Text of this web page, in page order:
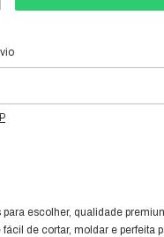
escolher, qualidade
de cortar, moldar e perfeita